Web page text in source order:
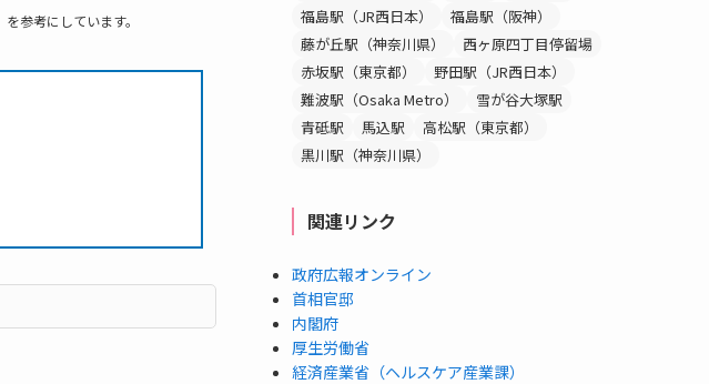
を参考にしています。
福島駅（JR西日本）
福島駅（阪神）
藤が丘駅（神奈川県）
西ヶ原四丁目停留場
赤坂駅（東京都）
野田駅（JR西日本）
難波駅（Osaka Metro）
雪が谷大塚駅
青砥駅
馬込駅
高松駅（東京都）
黒川駅（神奈川県）
関連リンク
政府広報オンライン
首相官邸
内閣府
厚生労働省
経済産業省（ヘルスケア産業課）